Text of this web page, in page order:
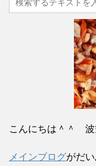
こんにちは＾＾ 波
メインブログがだ